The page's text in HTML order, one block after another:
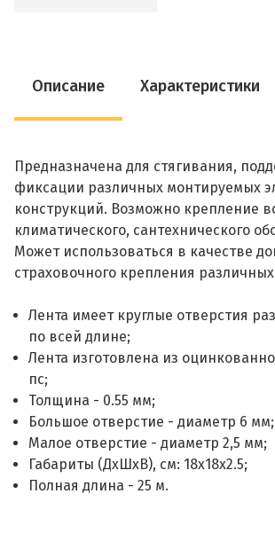
Описание Характеристики
Предназначена для стягивания,
фиксации различных монтируемых
конструкций. Возможно крепление
климатического, сантехнического
Может использоваться в качестве
страховочного крепления
Лента имеет круглые отверстия
по всей длине;
Лента изготовлена из
пс;
Толщина - 0.55 мм;
Большое отверстие - диаметр 6 мм;
Малое отверстие - диаметр 2,5 мм;
Габариты (ДхШхВ), см: 18х18х2.5;
Полная длина - 25 м.